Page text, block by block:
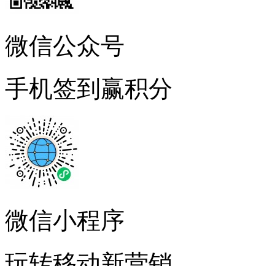
微信公众号
手机签到赢积分
微信小程序